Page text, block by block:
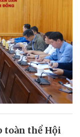
toàn thể Hội